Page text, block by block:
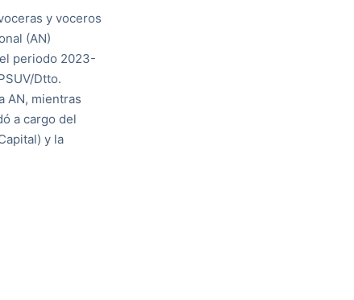
y voceros
(AN)
periodo 2023-
Dtto.
AN, mientras
a cargo del
y la